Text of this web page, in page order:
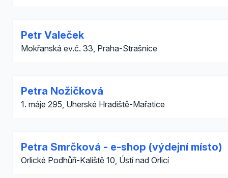
Petr Valeček
Mokřanská ev.č. 33, Praha-Strašnice
Petra Nožičková
1. máje 295, Uherské Hradiště-Mařatice
Petra Smrčková - e-shop (výdejní místo)
Orlické Podhůří-Kaliště 10, Ústí nad Orlicí